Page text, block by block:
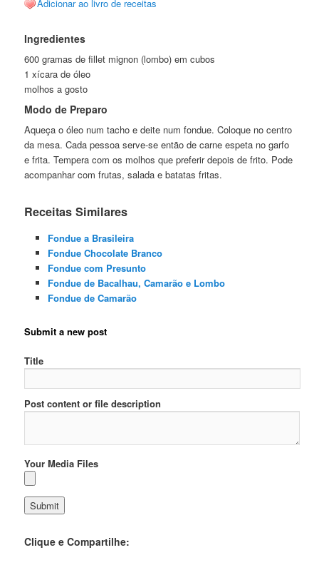
Adicionar ao livro de receitas
Ingredientes
600 gramas de fillet mignon (lombo) em cubos
1 xícara de óleo
molhos a gosto
Modo de Preparo
Aqueça o óleo num tacho e deite num fondue. Coloque no centro
da mesa. Cada pessoa serve-se então de carne espeta no garfo
e frita. Tempera com os molhos que preferir depois de frito. Pode
acompanhar com frutas, salada e batatas fritas.
Receitas Similares
Fondue a Brasileira
Fondue Chocolate Branco
Fondue com Presunto
Fondue de Bacalhau, Camarão e Lombo
Fondue de Camarão
Submit a new post
Title
Post content or file description
Your Media Files
Clique e Compartilhe: